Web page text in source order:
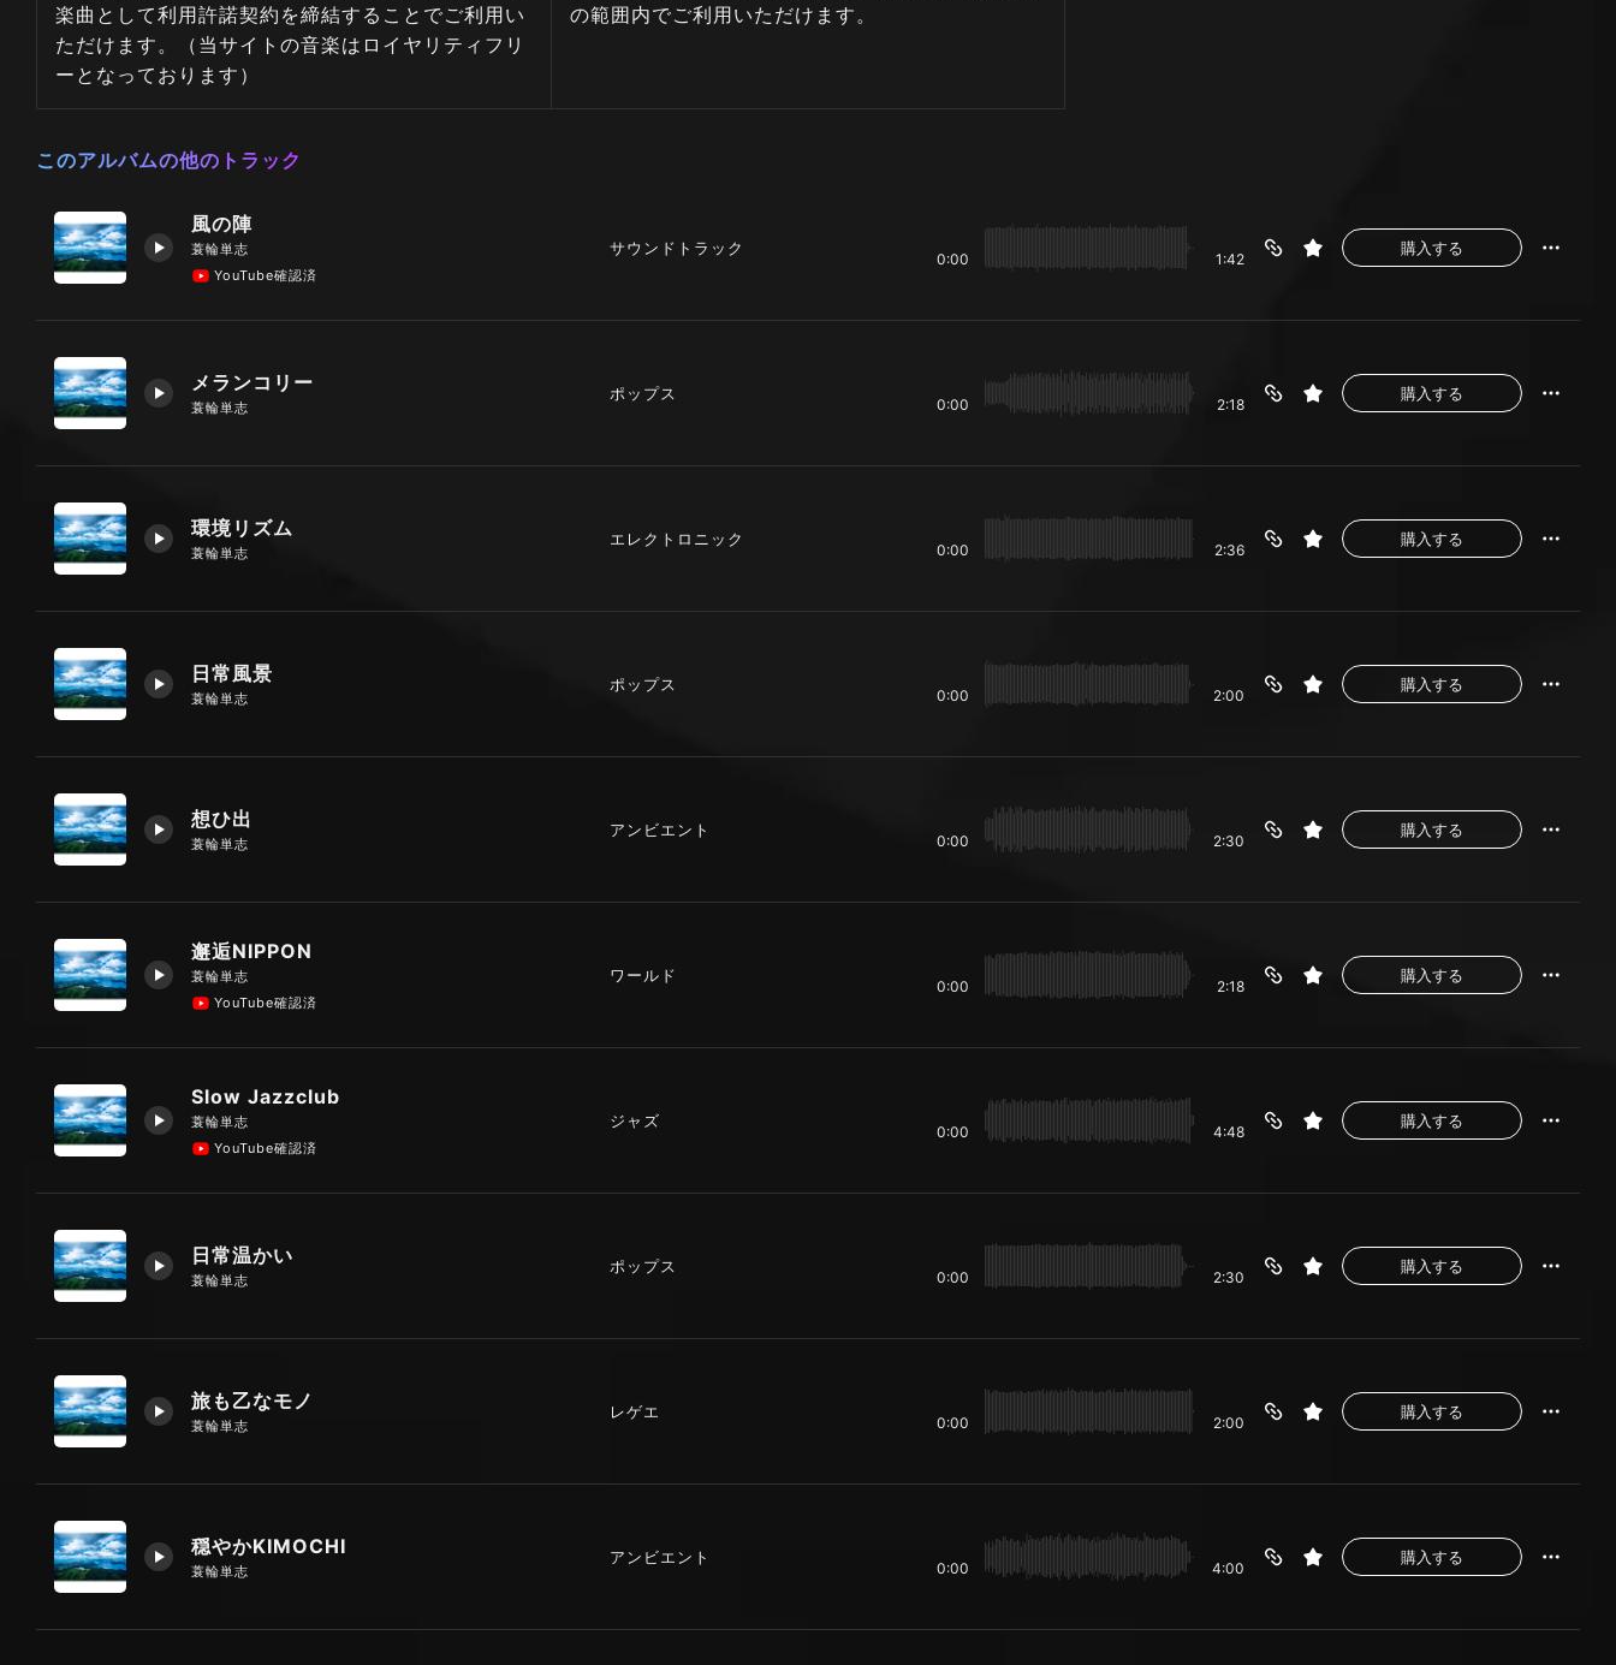
楽曲として利用許諾契約を締結することでご利用い
ただけます。（当サイトの音楽はロイヤリティフリ
ーとなっております）
の範囲内でご利用いただけます。
このアルバムの他のトラック
風の陣
蓑輪単志
YouTube確認済
サウンドトラック
0:00 1:42
購入する
メランコリー
蓑輪単志
ポップス
0:00 2:18
購入する
環境リズム
蓑輪単志
エレクトロニック
0:00 2:36
購入する
日常風景
蓑輪単志
ポップス
0:00 2:00
購入する
想ひ出
蓑輪単志
アンビエント
0:00 2:30
購入する
邂逅NIPPON
蓑輪単志
YouTube確認済
ワールド
0:00 2:18
購入する
Slow Jazzclub
蓑輪単志
YouTube確認済
ジャズ
0:00 4:48
購入する
日常温かい
蓑輪単志
ポップス
0:00 2:30
購入する
旅も乙なモノ
蓑輪単志
レゲエ
0:00 2:00
購入する
穏やかKIMOCHI
蓑輪単志
アンビエント
0:00 4:00
購入する